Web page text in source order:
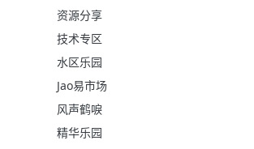
资源分享
技术专区
水区乐园
Jao易市场
风声鹤唳
精华乐园